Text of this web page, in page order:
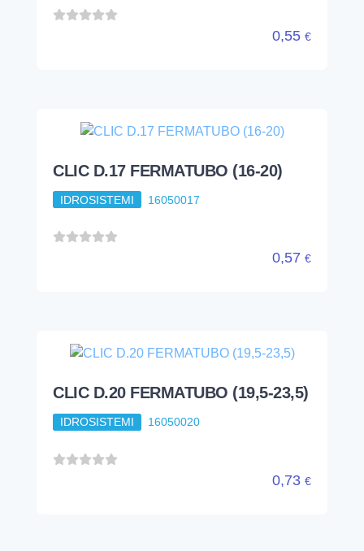
0,55 €
CLIC D.17 FERMATUBO (16-20)
IDROSISTEMI 16050017
0,57 €
CLIC D.20 FERMATUBO (19,5-23,5)
IDROSISTEMI 16050020
0,73 €